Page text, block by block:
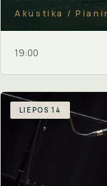
Akustika /
19:00
LIEPOS 14